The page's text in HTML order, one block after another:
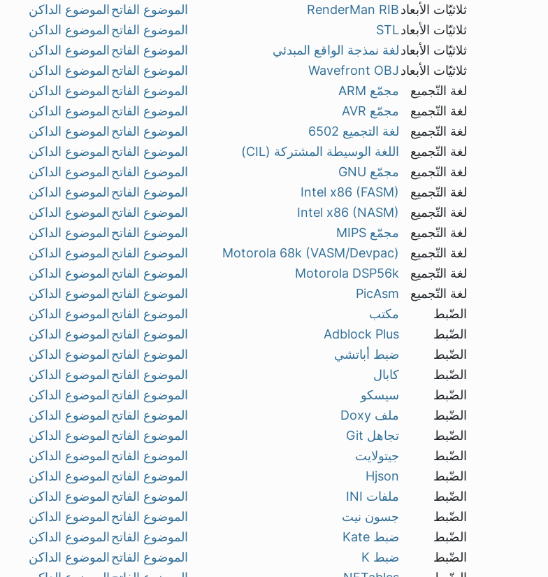
ثلاثيّات الأبعادRenderMan RIB الموضوع الفاتح الموضوع الداكن
ثلاثيّات الأبعادSTL الموضوع الفاتح الموضوع الداكن
ثلاثيّات الأبعادلغة نمذجة الواقع المبدئي الموضوع الفاتح الموضوع الداكن
ثلاثيّات الأبعادWavefront OBJ الموضوع الفاتح الموضوع الداكن
لغة التّجميع
مجمّع ARM الموضوع الفاتح الموضوع الداكن
لغة التّجميع
مجمّع AVR الموضوع الفاتح الموضوع الداكن
لغة التّجميع
لغة التجميع 6502 الموضوع الفاتح الموضوع الداكن
لغة التّجميع
اللغة الوسيطة المشتركة (CIL) الموضوع الفاتح الموضوع الداكن
لغة التّجميع
مجمّع GNU الموضوع الفاتح الموضوع الداكن
لغة التّجميع
Intel x86 (FASM) الموضوع الفاتح الموضوع الداكن
لغة التّجميع
Intel x86 (NASM) الموضوع الفاتح الموضوع الداكن
لغة التّجميع
مجمّع MIPS الموضوع الفاتح الموضوع الداكن
لغة التّجميع
Motorola 68k (VASM/Devpac) الموضوع الفاتح الموضوع الداكن
لغة التّجميع
Motorola DSP56k الموضوع الفاتح الموضوع الداكن
لغة التّجميع
PicAsm الموضوع الفاتح الموضوع الداكن
الضّبط
مكتب الموضوع الفاتح الموضوع الداكن
الضّبط
Adblock Plus الموضوع الفاتح الموضوع الداكن
الضّبط
ضبط أباتشي الموضوع الفاتح الموضوع الداكن
الضّبط
كابال الموضوع الفاتح الموضوع الداكن
الضّبط
سيسكو الموضوع الفاتح الموضوع الداكن
الضّبط
ملف Doxy الموضوع الفاتح الموضوع الداكن
الضّبط
تجاهل Git الموضوع الفاتح الموضوع الداكن
الضّبط
جيتولايت الموضوع الفاتح الموضوع الداكن
الضّبط
Hjson الموضوع الفاتح الموضوع الداكن
الضّبط
ملفات INI الموضوع الفاتح الموضوع الداكن
الضّبط
جسون نيت الموضوع الفاتح الموضوع الداكن
الضّبط
ضبط Kate الموضوع الفاتح الموضوع الداكن
الضّبط
ضبط K الموضوع الفاتح الموضوع الداكن